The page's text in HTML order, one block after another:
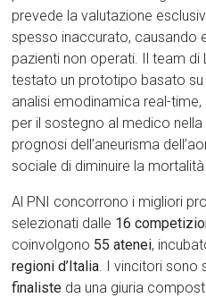
prevede la valutazione
spesso inaccurato, causando
pazienti non operati. Il team di
testato un prototipo basato
analisi emodinamica real-
per il sostegno al medico
prognosi dell’aneurisma
sociale di diminuire la
Al PNI concorrono i migliori
selezionati dalle 16
coinvolgono 55 atenei,
regioni d’Italia. I vincitori sono
finaliste da una giuria